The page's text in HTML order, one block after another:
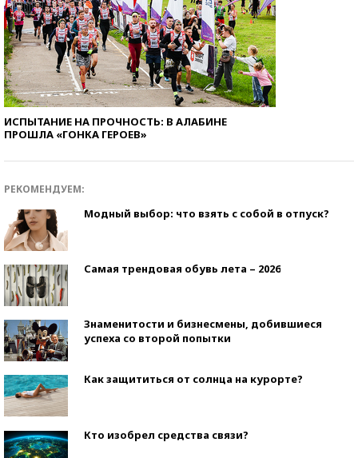
ИСПЫТАНИЕ НА ПРОЧНОСТЬ: В АЛАБИНЕ
ПРОШЛА «ГОНКА ГЕРОЕВ»
РЕКОМЕНДУЕМ:
Модный выбор: что взять с собой в отпуск?
Самая трендовая обувь лета – 2026
Знаменитости и бизнесмены, добившиеся
успеха со второй попытки
Как защититься от солнца на курорте?
Кто изобрел средства связи?